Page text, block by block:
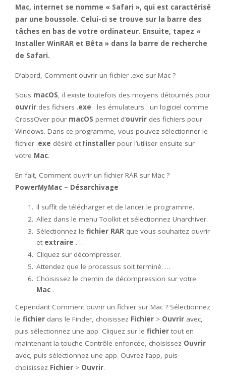
Mac, internet se nomme « Safari », qui est caractérisé
par une boussole. Celui-ci se trouve sur la barre des
tâches en bas de votre ordinateur. Ensuite, tapez «
Installer WinRAR et Bêta » dans la barre de recherche
de Safari.
D’abord, Comment ouvrir un fichier .exe sur Mac ?
Sous macOS, il existe toutefois des moyens détournés pour
ouvrir des fichiers .exe : les émulateurs : un logiciel comme
CrossOver pour macOS permet d’ouvrir des fichiers pour
Windows. Dans ce programme, vous pouvez sélectionner le
fichier .exe désiré et l’installer pour l’utiliser ensuite sur
votre Mac.
En fait, Comment ouvrir un fichier RAR sur Mac ?
PowerMyMac – Désarchivage
Il suffit de télécharger et de lancer le programme.
Allez dans le menu Toolkit et sélectionnez Unarchiver.
Sélectionnez le fichier RAR que vous souhaitez ouvrir
et extraire . …
Cliquez sur décompresser.
Attendez que le processus soit terminé. …
Choisissez le chemin de décompression sur votre
Mac .
Cependant Comment ouvrir un fichier sur Mac ? Sélectionnez
le fichier dans le Finder, choisissez Fichier > Ouvrir avec,
puis sélectionnez une app. Cliquez sur le fichier tout en
maintenant la touche Contrôle enfoncée, choisissez Ouvrir
avec, puis sélectionnez une app. Ouvrez l’app, puis
choisissez Fichier > Ouvrir.